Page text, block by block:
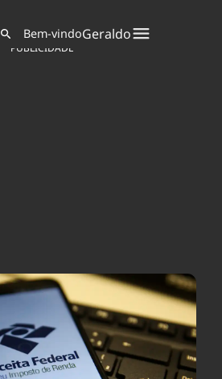
Indicadores
Meio Ambiente
Podcast
Política
Saúde
Tempo
Bem-vindoGeraldo
PUBLICIDADE